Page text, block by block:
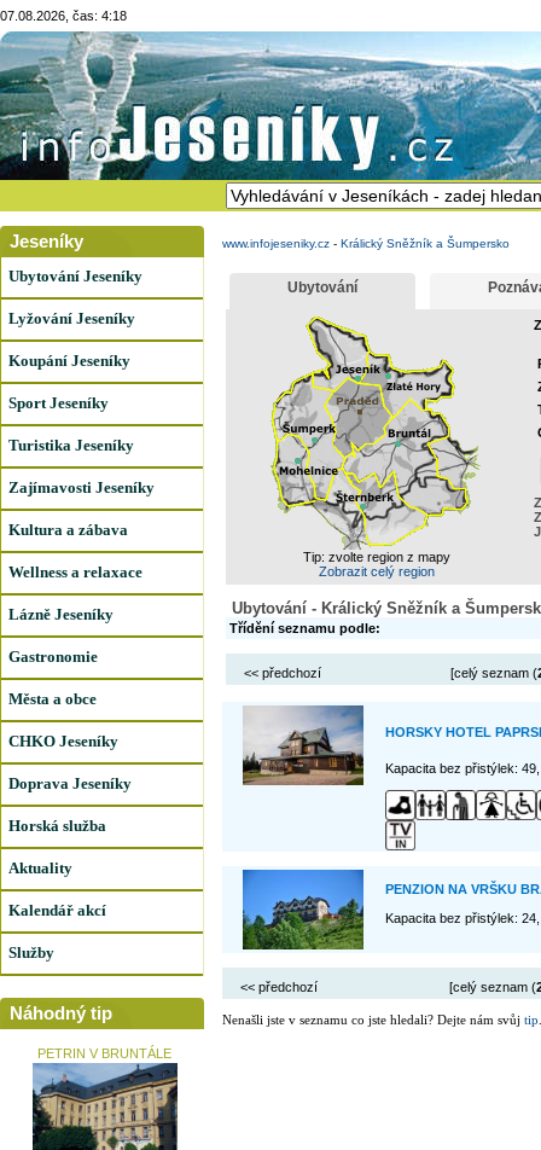
07.08.2026, čas: 4:18
Jeseníky
Ubytování Jeseníky
Lyžování Jeseníky
Koupání Jeseníky
Sport Jeseníky
Turistika Jeseníky
Zajímavosti Jeseníky
Kultura a zábava
Wellness a relaxace
Lázně Jeseníky
Gastronomie
Města a obce
CHKO Jeseníky
Doprava Jeseníky
Horská služba
Aktuality
Kalendář akcí
Služby
Náhodný tip
PETRIN V BRUNTÁLE
www.infojeseniky.cz - Králický Sněžník a Šumpersko
Ubytování
Tip: zvolte region z mapy
Zobrazit celý region
Ubytování - Králický Sněžník a
Třídění seznamu podle:
<< předchozí [celý seznam (
HORSKY HOTEL
Kapacita bez přistýlek:
PENZION NA VRŠKU
Kapacita bez přistýlek:
<< předchozí [celý seznam (
Nenašli jste v seznamu co jste hledali? Dejte nám svůj tip